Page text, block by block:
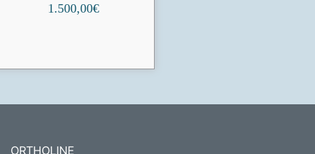
1.500,00€
ORTHOLINE